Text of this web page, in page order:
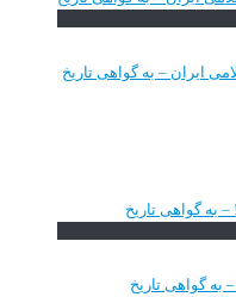
ایران – به گواهی تاریخ
گواهی تاریخ